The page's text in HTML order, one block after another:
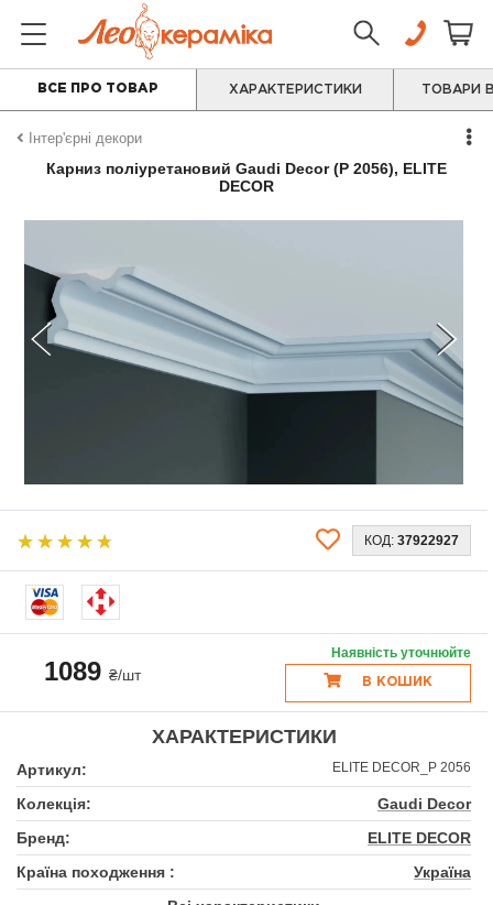
ВСЕ ПРО ТОВАР ХАРАКТЕРИСТИКИ ТОВАРИ В
Інтер'єрні декори
Карниз поліуретановий Gaudi Decor (P 2056), ELITE
DECOR
КОД: 37922927
1089 ₴/шт
Наявність уточнюйте
В КОШИК
ХАРАКТЕРИСТИКИ
Артикул: ELITE DECOR_P 2056
Колекція:
Gaudi Decor
Бренд:
ELITE DECOR
Країна походження :
Україна